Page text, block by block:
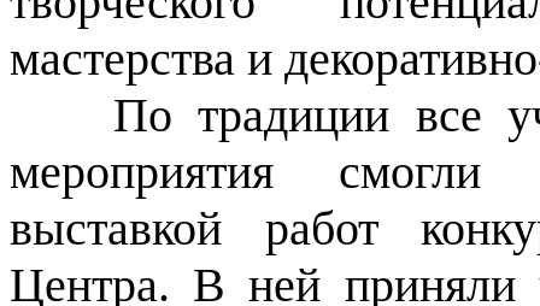
мастерства и
По традиции все
мероприятия смогли
выставкой работ
Центра. В ней приняли